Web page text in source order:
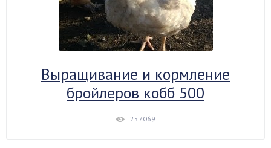
Выращивание и кормление
бройлеров кобб 500
257069